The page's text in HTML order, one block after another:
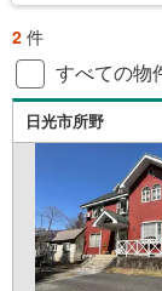
2 件
すべての物
日光市所野